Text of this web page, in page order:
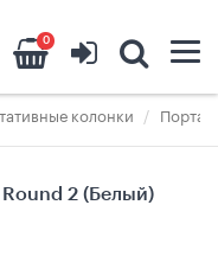
0
колонки
2 (Белый)